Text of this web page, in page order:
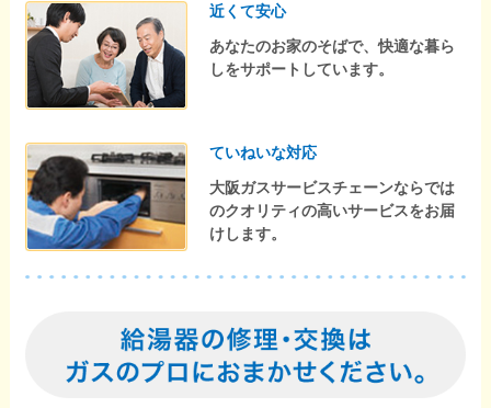
近くて安心
あなたのお家のそばで、快適な暮ら
しをサポートしています。
ていねいな対応
大阪ガスサービスチェーンならでは
のクオリティの高いサービスをお届
けします。